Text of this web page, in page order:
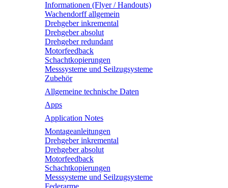
Informationen (Flyer / Handouts)
Wachendorff allgemein
Drehgeber inkremental
Drehgeber absolut
Drehgeber redundant
Motorfeedback
Schachtkopierungen
Messsysteme und Seilzugsysteme
Zubehör
Allgemeine technische Daten
Apps
Application Notes
Montageanleitungen
Drehgeber inkremental
Drehgeber absolut
Motorfeedback
Schachtkopierungen
Messsysteme und Seilzugsysteme
Federarme